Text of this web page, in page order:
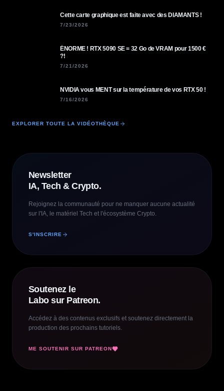
Cette carte graphique est faite avec des DIAMANTS !
7/23/2026
ÉNORME ! RTX 5090 SE = 32 Go de VRAM pour 1500 €
?!
7/21/2026
NVIDIA vous MENT sur la température de vos RTX 50 !
7/16/2026
EXPLORER TOUTE LA VIDÉOTHÈQUE
Newsletter
IA, Tech & Crypto.
Rejoignez la communauté pour ne manquer aucune actualité
sur l'IA, le matériel Tech et l'écosystème Crypto.
S'INSCRIRE
Soutenez le
Labo sur Patreon.
Accédez à des contenus exclusifs et soutenez directement la
production des prochains tutoriels.
ME SOUTENIR SUR PATREON